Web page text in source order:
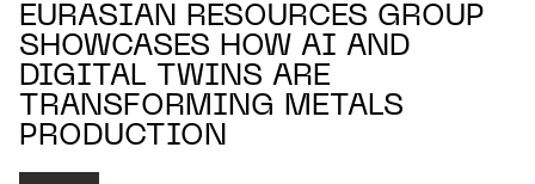
EURASIAN RESOURCES GROUP
SHOWCASES HOW AI AND
DIGITAL TWINS ARE
TRANSFORMING METALS
PRODUCTION